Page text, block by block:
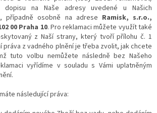
dopisu na Naše adresy uvedené u Našich
případně osobně na adrese Ramisk, s.r.o.,
00 Praha 10. Pro reklamaci můžete využít také
z Naší strany, který tvoří přílohu č. 1
práva z vadného plnění je třeba zvolit, jak chcete
tuto volbu nemůžete následně bez Našeho
vyřídíme v souladu s Vámi uplatněným
následující práva: